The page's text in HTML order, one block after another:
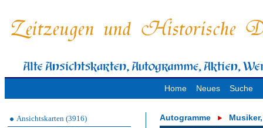
Home Neues Suche
Ansichtskarten (3916)
Autogramme